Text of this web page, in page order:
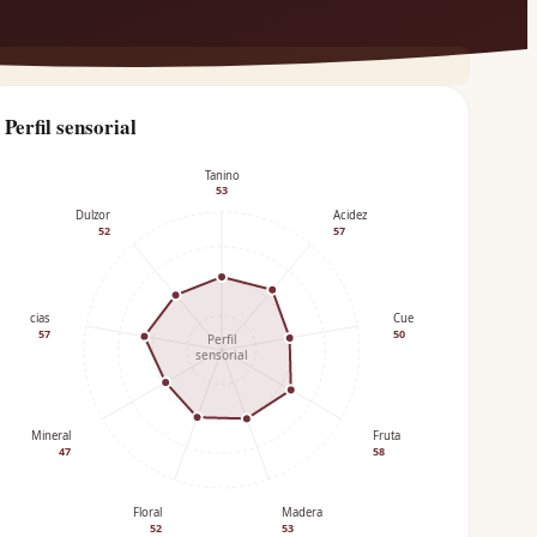
Perfil sensorial
Tanino
53
Acidez
57
Cuerpo
50
Fruta
58
Madera
53
Floral
52
Mineral
47
Especias
57
Dulzor
52
Perfil
sensorial